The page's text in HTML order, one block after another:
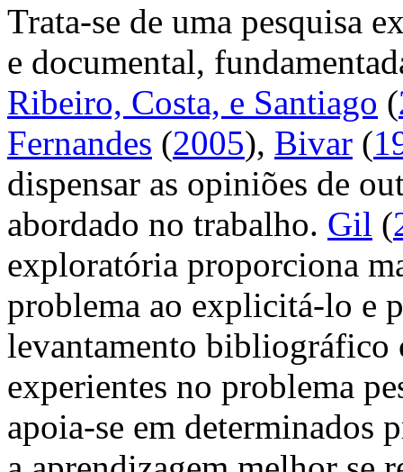
Trata-se de uma pesquisa
e documental,
Ribeiro, Costa, e Santiago (
Fernandes (2005), Bivar (
dispensar as opiniões de
abordado no trabalho. Gil (
exploratória proporciona
problema ao explicitá-lo e
levantamento bibliográfico
experientes no problema
apoia-se em determinados